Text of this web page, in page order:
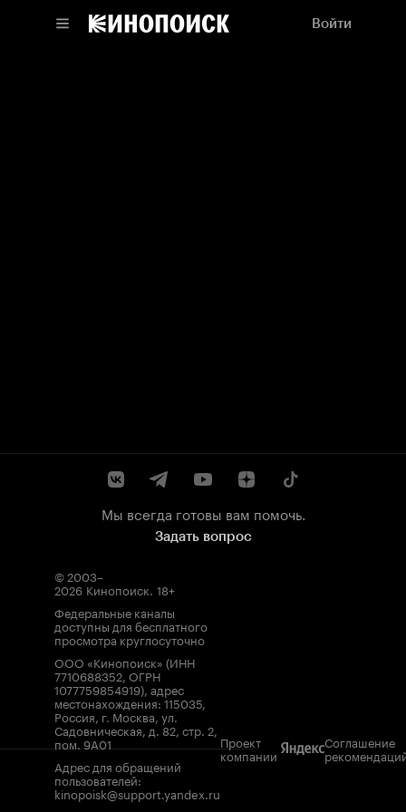
Войти
Мы всегда готовы вам помочь.
Задать вопрос
© 2003–
2026 Кинопоиск. 18+
Федеральные каналы
доступны для бесплатного
просмотра круглосуточно
ООО «Кинопоиск» (ИНН
7710688352, ОГРН
1077759854919), адрес
местонахождения: 115035,
Россия, г. Москва, ул.
Садовническая, д. 82, стр. 2,
пом. 9А01
Адрес для обращений
пользователей:
kinopoisk@support.yandex.ru
Проект
компании
Соглашение